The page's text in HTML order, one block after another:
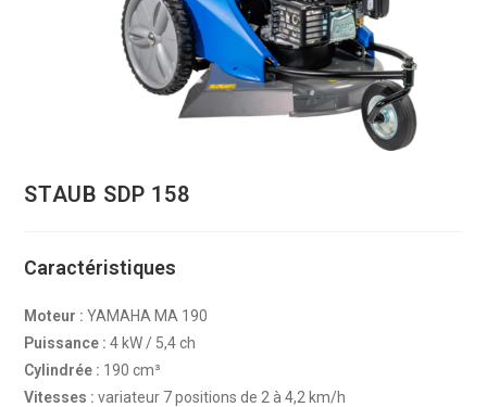
STAUB SDP 158
Caractéristiques
Moteur : YAMAHA MA 190
Puissance : 4 kW / 5,4 ch
Cylindrée : 190 cm³
Vitesses : variateur 7 positions de 2 à 4,2 km/h